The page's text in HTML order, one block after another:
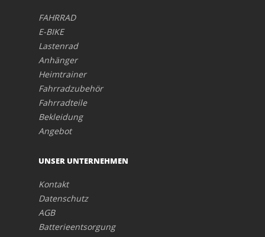
FAHRRAD
E-BIKE
Lastenrad
Anhänger
Heimtrainer
Fahrradzubehör
Fahrradteile
Bekleidung
Angebot
UNSER UNTERNEHMEN
Kontakt
Datenschutz
AGB
Batterieentsorgung